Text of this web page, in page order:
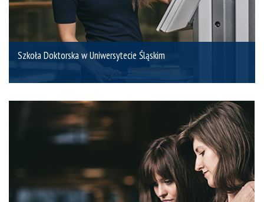
Szkoła Doktorska w Uniwersytecie Śląskim